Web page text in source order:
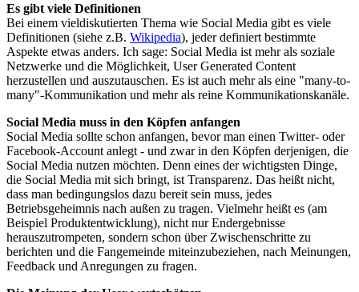
Es gibt viele Definitionen
Bei einem vieldiskutierten Thema wie Social Media gibt es viele
Definitionen (siehe z.B. Wikipedia), jeder definiert bestimmte
Aspekte etwas anders. Ich sage: Social Media ist mehr als soziale
Netzwerke und die Möglichkeit, User Generated Content
herzustellen und auszutauschen. Es ist auch mehr als eine "many-to-
many"-Kommunikation und mehr als reine Kommunikationskanäle.
Social Media muss in den Köpfen anfangen
Social Media sollte schon anfangen, bevor man einen Twitter- oder
Facebook-Account anlegt - und zwar in den Köpfen derjenigen, die
Social Media nutzen möchten. Denn eines der wichtigsten Dinge,
die Social Media mit sich bringt, ist Transparenz. Das heißt nicht,
dass man bedingungslos dazu bereit sein muss, jedes
Betriebsgeheimnis nach außen zu tragen. Vielmehr heißt es (am
Beispiel Produktentwicklung), nicht nur Endergebnisse
herauszutrompeten, sondern schon über Zwischenschritte zu
berichten und die Fangemeinde miteinzubeziehen, nach Meinungen,
Feedback und Anregungen zu fragen.